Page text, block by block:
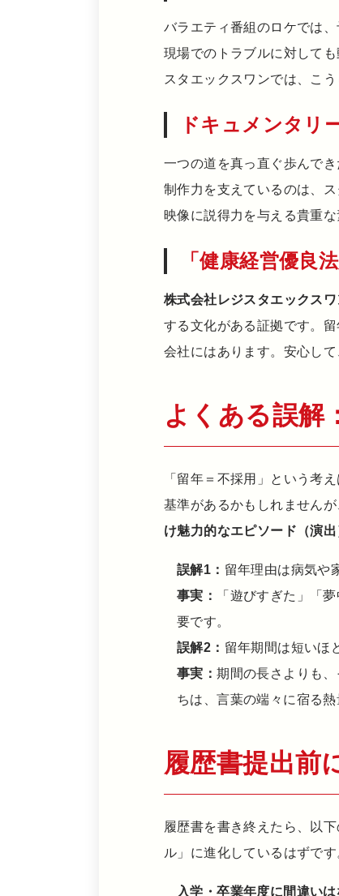
バラエティ番組のロケでは
現場でのトラブルに対して
スタエックスワンでは、こ
ドキュメンタリ
一つの道を真っ直ぐ歩んで
制作力を支えているのは、
映像に説得力を与える貴重な
「健康経営優良
株式会社レジスタエックス
する文化がある証拠です。
会社にはあります。安心し
よくある誤解
「留年＝不採用」という考
基準があるかもしれません
け魅力的なエピソード（演
誤解1： 留年理由は病気や
事実：
「遊びすぎた」「
要です。
誤解2： 留年期間は短いほ
事実：期間の長さよりも
ちは、言葉の端々に宿る熱
履歴書提出前
履歴書を書き終えたら、以
ル」に進化しているはずです
入学・卒業年度に間違い